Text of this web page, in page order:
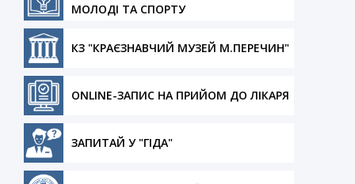
МОЛОДІ ТА СПОРТУ
КЗ "КРАЄЗНАВЧИЙ МУЗЕЙ М.ПЕРЕЧИН"
ONLINE-ЗАПИС НА ПРИЙОМ ДО ЛІКАРЯ
ЗАПИТАЙ У "ГІДА"